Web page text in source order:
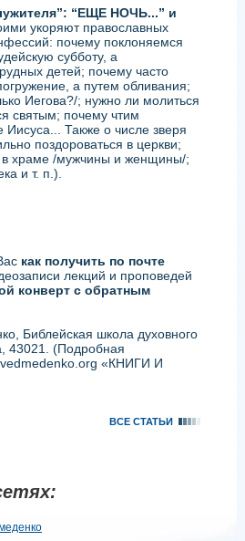
“ЕЩЕ НОЧЬ...” и
укоряют православных
почему поклоняемся
субботу, а
детей; почему часто
а путем обливания;
Иегова?/; нужно ли молиться
святым; почему чтим
Также о числе зверя
поздороваться в церкви;
в храме /мужчины и женщины/;
и т. п.).
как получить по почте
лекций и проповедей
конверт с обратным
Библейская школа духовного
43021. (Подробная
«КНИГИ И
ВСЕ СТАТЬИ